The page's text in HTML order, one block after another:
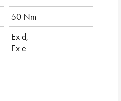
50 Nm
Ex d,
Ex e